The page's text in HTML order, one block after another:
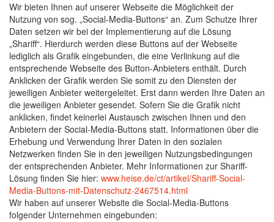
Wir bieten Ihnen auf unserer Webseite die Möglichkeit der
Nutzung von sog. „Social-Media-Buttons“ an. Zum Schutze Ihrer
Daten setzen wir bei der Implementierung auf die Lösung
„Shariff“. Hierdurch werden diese Buttons auf der Webseite
lediglich als Grafik eingebunden, die eine Verlinkung auf die
entsprechende Webseite des Button-Anbieters enthält. Durch
Anklicken der Grafik werden Sie somit zu den Diensten der
jeweiligen Anbieter weitergeleitet. Erst dann werden Ihre Daten an
die jeweiligen Anbieter gesendet. Sofern Sie die Grafik nicht
anklicken, findet keinerlei Austausch zwischen Ihnen und den
Anbietern der Social-Media-Buttons statt. Informationen über die
Erhebung und Verwendung Ihrer Daten in den sozialen
Netzwerken finden Sie in den jeweiligen Nutzungsbedingungen
der entsprechenden Anbieter. Mehr Informationen zur Shariff-
Lösung finden Sie hier: www.heise.de/ct/artikel/Shariff-Social-
Media-Buttons-mit-Datenschutz-2467514.html
Wir haben auf unserer Website die Social-Media-Buttons
folgender Unternehmen eingebunden: